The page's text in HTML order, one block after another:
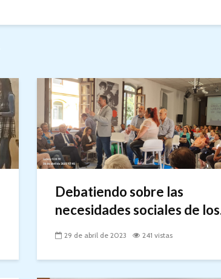
Debatiendo sobre las
necesidades sociales de
29 de abril de 2023 241 vistas